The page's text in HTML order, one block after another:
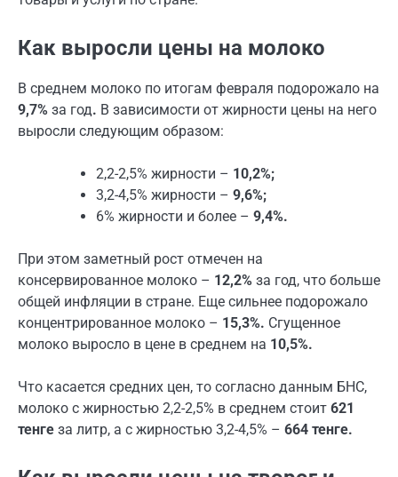
Как выросли цены на молоко
В среднем молоко по итогам февраля подорожало на
9,7% за год. В зависимости от жирности цены на него
выросли следующим образом:
2,2-2,5% жирности – 10,2%;
3,2-4,5% жирности – 9,6%;
6% жирности и более – 9,4%.
При этом заметный рост отмечен на
консервированное молоко – 12,2% за год, что больше
общей инфляции в стране. Еще сильнее подорожало
концентрированное молоко – 15,3%. Сгущенное
молоко выросло в цене в среднем на 10,5%.
Что касается средних цен, то согласно данным БНС,
молоко с жирностью 2,2-2,5% в среднем стоит 621
тенге за литр, а с жирностью 3,2-4,5% – 664 тенге.